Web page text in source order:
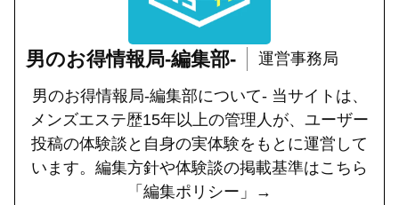
男のお得情報局-編集部- 運営事務局
男のお得情報局-編集部について- 当サイトは、
メンズエステ歴15年以上の管理人が、ユーザー
投稿の体験談と自身の実体験をもとに運営して
います。編集方針や体験談の掲載基準はこちら
「編集ポリシー」→